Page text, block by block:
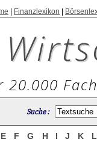
Finanzlexikon
20.000
Suche :
E F G H I J K